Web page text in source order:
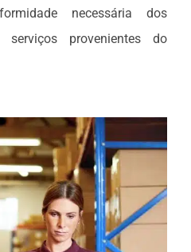
necessária dos
serviços provenientes do